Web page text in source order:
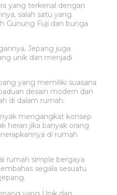
yang terkenal dengan
salah satu yang
Gunung Fuji dan bunga
Jepang juga
unik dan menjadi
yang memiliki suasana
desain modern dan
di dalam rumah.
mengangkat konsep
heran jika banyak orang
di rumah
rumah simple bergaya
segala sesuatu